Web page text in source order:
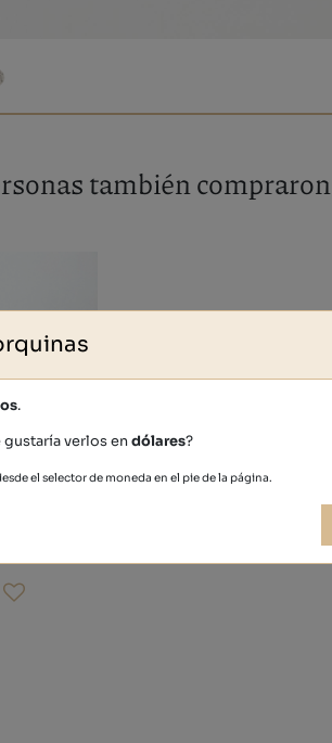
también compraron
.
verlos endólares?
el selector de moneda en el pie de la página.